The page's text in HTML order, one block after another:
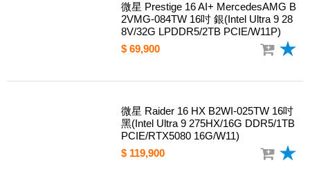
微星 Prestige 16 AI+ MercedesAMG B
2VMG-084TW 16吋 銀(Intel Ultra 9 28
8V/32G LPDDR5/2TB PCIE/W11P)
$ 69,900
微星 Raider 16 HX B2WI-025TW 16吋
黑(Intel Ultra 9 275HX/16G DDR5/1TB
PCIE/RTX5080 16G/W11)
$ 119,900